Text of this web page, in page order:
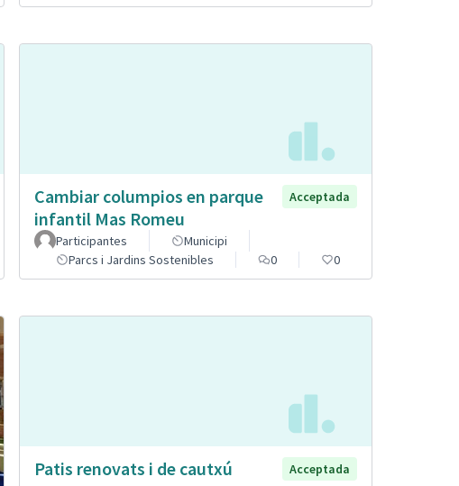
Cambiar columpios en parque
infantil Mas Romeu
Acceptada
Participantes
Municipi
Parcs i Jardins Sostenibles
0 0
Patis renovats i de cautxú Acceptada